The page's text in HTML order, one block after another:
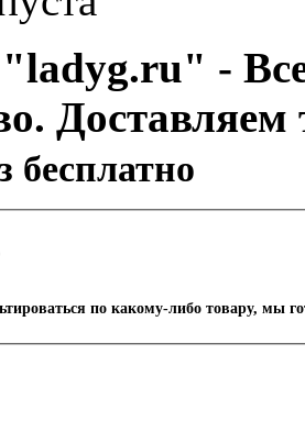
-
бесплатно
по какому-либо товару, мы